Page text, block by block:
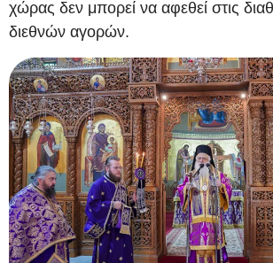
χώρας δεν μπορεί να αφεθεί στις
διεθνών αγορών.